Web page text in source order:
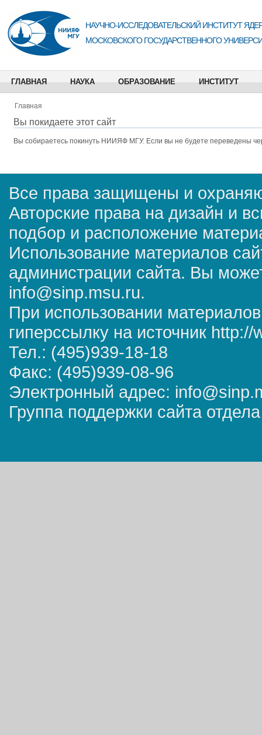
НАУЧНО-ИССЛЕДОВАТЕЛЬСКИЙ ИНСТИТУТ
МОСКОВСКОГО ГОСУДАРСТВЕННОГО
ГЛАВНАЯ НАУКА ОБРАЗОВАНИЕ ИНСТИТУТ
Главная
Вы покидаете этот сайт
Вы собираетесь покинуть НИИЯФ МГУ. Если вы не будете переведены
Все права защищены и
Авторские права на дизайн и
подбор и расположение
Использование материалов
администрации сайта. Вы
info@sinp.msu.ru.
При использовании
гиперссылку на источник
Тел.: (495)939-18-18
Факс: (495)939-08-96
Электронный адрес:
Группа поддержки сайта